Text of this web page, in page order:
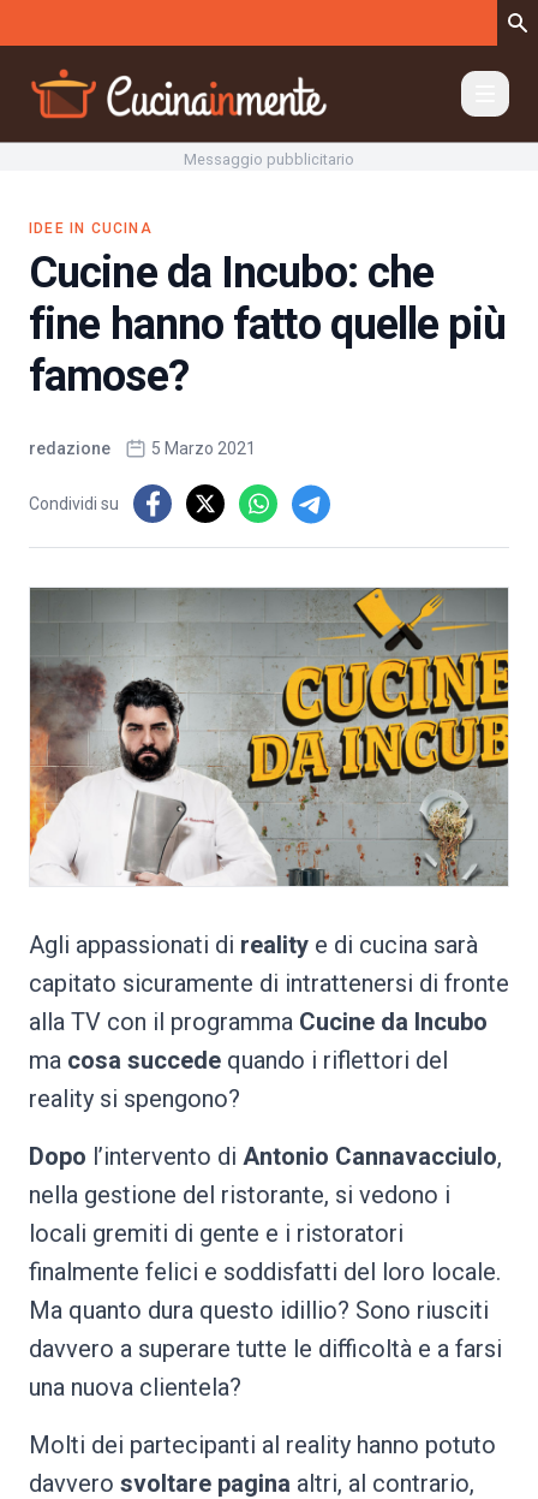
Messaggio pubblicitario
IDEE IN CUCINA
Cucine da Incubo: che
fine hanno fatto quelle più
famose?
redazione 5 Marzo 2021
Condividi su
Agli appassionati di reality e di cucina sarà
capitato sicuramente di intrattenersi di fronte
alla TV con il programma Cucine da Incubo
ma cosa succede quando i riflettori del
reality si spengono?
Dopo l’intervento di Antonio Cannavacciulo,
nella gestione del ristorante, si vedono i
locali gremiti di gente e i ristoratori
finalmente felici e soddisfatti del loro locale.
Ma quanto dura questo idillio? Sono riusciti
davvero a superare tutte le difficoltà e a farsi
una nuova clientela?
Molti dei partecipanti al reality hanno potuto
davvero svoltare pagina altri, al contrario,